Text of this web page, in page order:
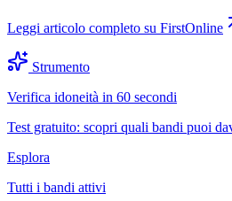
Leggi articolo completo su FirstOnline
Strumento
Verifica idoneità in 60 secondi
Test gratuito: scopri quali bandi puoi
Esplora
Tutti i bandi attivi